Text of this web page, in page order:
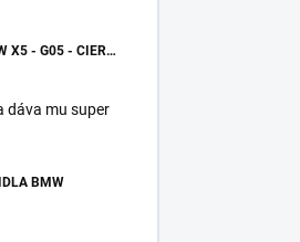
SPOILER NA KUFOR - BMW X5 - G05 - ČIERNY LESK
dáva mu super
BMW